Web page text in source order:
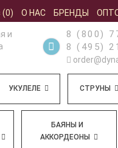
(0) О НАС БРЕНДЫ
8 (800)
8 (495)
УКУЛЕЛЕ СТРУНЫ
БАЯНЫ И
АККОРДЕОНЫ